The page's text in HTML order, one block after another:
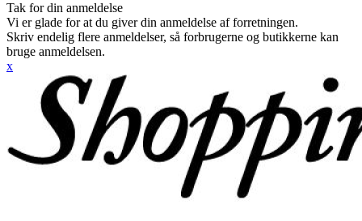
Tak for din anmeldelse
Vi er glade for at du giver din anmeldelse af forretningen.
Skriv endelig flere anmeldelser, så forbrugerne og butikkerne kan
bruge anmeldelsen.
x